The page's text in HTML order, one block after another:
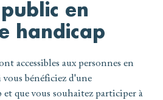
en
handicap
accessibles aux personnes en
bénéficiez d'une
et que vous souhaitez participer à